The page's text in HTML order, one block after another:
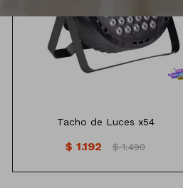
Tacho de Luces x54
$ 1.192 $ 1.490